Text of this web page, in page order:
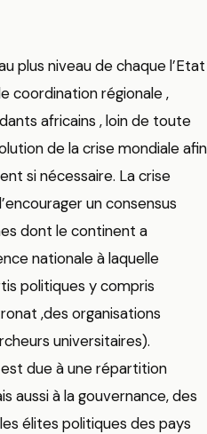
plus niveau de chaque l’Etat
coordination régionale ,
africains , loin de toute
de la crise mondiale afin
si nécessaire. La crise
un consensus
dont le continent a
nationale à laquelle
politiques y compris
,des organisations
universitaires).
est due à une répartition
aussi à la gouvernance, des
élites politiques des pays